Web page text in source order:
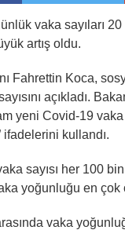
vaka sayıları
artış oldu.
Fahrettin Koca,
açıkladı.
yeni Covid-19
ifadelerini kullandı.
sayısı her 100
yoğunluğu en
vaka